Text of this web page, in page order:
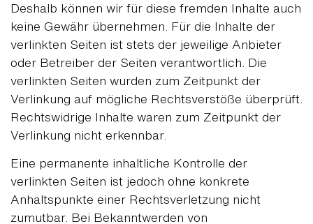
Deshalb können wir für diese fremden Inhalte auch
keine Gewähr übernehmen. Für die Inhalte der
verlinkten Seiten ist stets der jeweilige Anbieter
oder Betreiber der Seiten verantwortlich. Die
verlinkten Seiten wurden zum Zeitpunkt der
Verlinkung auf mögliche Rechtsverstöße überprüft.
Rechtswidrige Inhalte waren zum Zeitpunkt der
Verlinkung nicht erkennbar.
Eine permanente inhaltliche Kontrolle der
verlinkten Seiten ist jedoch ohne konkrete
Anhaltspunkte einer Rechtsverletzung nicht
zumutbar. Bei Bekanntwerden von